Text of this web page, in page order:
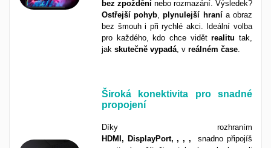
bez zpoždění nebo rozmazání. Výsledek?
Ostřejší pohyb ,plynulejší hranía obraz
bez šmouh i při rychlé akci. Ideální volba
pro každého, kdo chce vidětrealitu tak,
jak skutečně vypadá , v reálném čase
Široká konektivita pro snadné
propojení
Díky rozhraním
HDMI, DisplayPort, , , ,snadno připojíš